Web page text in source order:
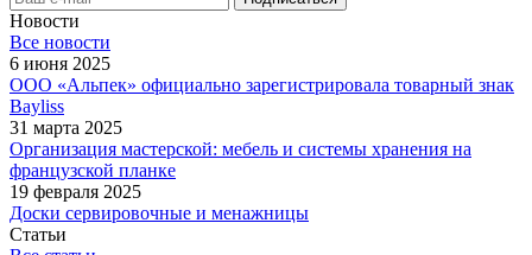
Новости
Все новости
6 июня 2025
ООО «Альпек» официально зарегистрировала товарный знак
Bayliss
31 марта 2025
Организация мастерской: мебель и системы хранения на
французской планке
19 февраля 2025
Доски сервировочные и менажницы
Статьи